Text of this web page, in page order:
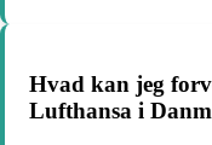
Hvad kan jeg
Lufthansa i